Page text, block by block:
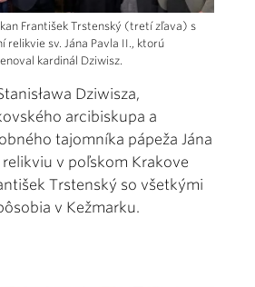
František Trstenský (tretí zľava) s
relikvie sv. Jána Pavla II., ktorú
kardinál Dziwisz.
Dziwisza,
arcibiskupa a
tajomníka pápeža Jána
relikviu v poľskom Krakove
Trstenský so všetkými
v Kežmarku.